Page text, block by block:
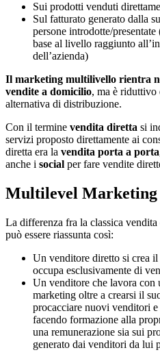
Sui prodotti venduti
Sul fatturato generato dalla
persone introdotte/
base al livello raggiunto
dell’azienda)
Il marketing multilivello rientra
vendite a domicilio, ma è riduttivo
alternativa di distribuzione.
Con il termine vendita diretta si
servizi proposto direttamente ai
diretta era la vendita porta a porta
anche i social per fare vendite
Multilevel Marketing
La differenza fra la classica
può essere riassunta così:
Un venditore diretto si crea
occupa esclusivamente di
Un venditore che lavora con
marketing oltre a crearsi il
procacciare nuovi venditori
facendo formazione alla
una remunerazione sia sui
generato dai venditori da lui